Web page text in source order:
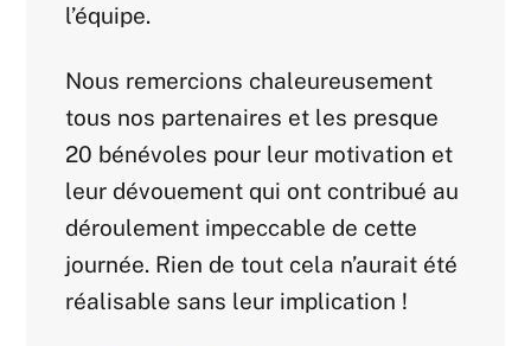
l’équipe.
Nous remercions chaleureusement
tous nos partenaires et les presque
20 bénévoles pour leur motivation et
leur dévouement qui ont contribué au
déroulement impeccable de cette
journée. Rien de tout cela n’aurait été
réalisable sans leur implication !